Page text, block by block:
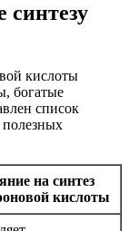
кислоты
богатые
список
на синтез
кислоты